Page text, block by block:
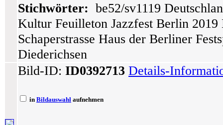
Stichwörter: be52/sv1119
Kultur Feuilleton Jazzfest Berlin
Schaperstrasse Haus der Berliner
Diederichsen
Bild-ID: ID0392713 Details-
in Bildauswahl aufnehmen